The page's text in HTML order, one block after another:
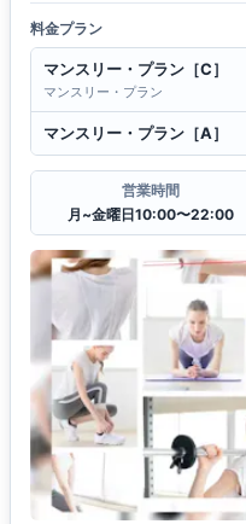
料金プラン
マンスリー・プラン［C］
マンスリー・プラン
マンスリー・プラン［A］
営業時間
月~金曜日10:00〜22:00